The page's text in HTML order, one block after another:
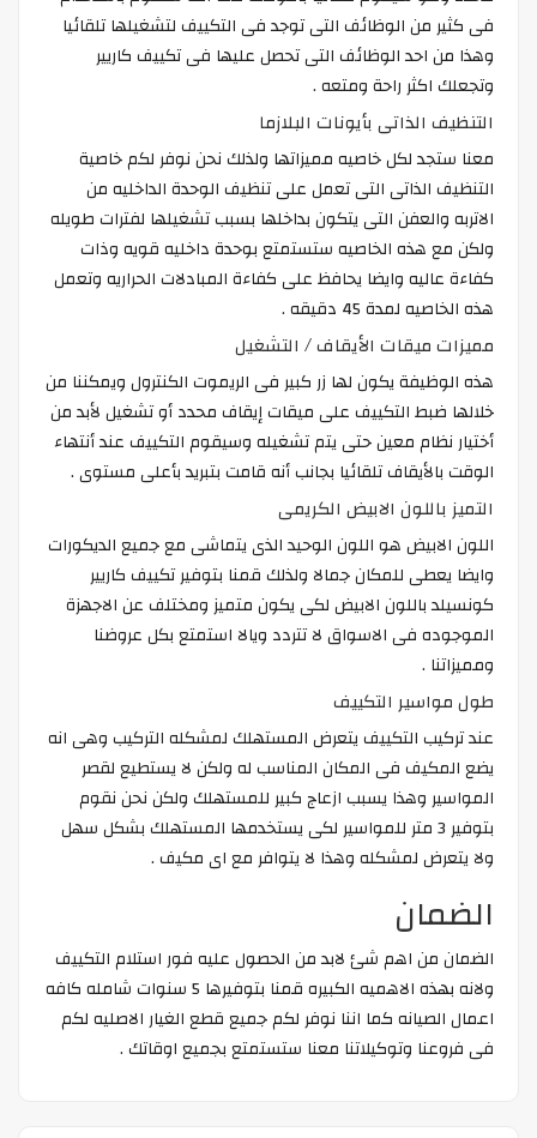
فى كثير من الوظائف التى توجد فى التكييف لتشغيلها تلقائيا
وهذا من احد الوظائف التى تحصل عليها فى تكييف كاريير
وتجعلك اكثر راحة ومتعه .
التنظيف الذاتى بأيونات البلازما
معنا ستجد لكل خاصيه مميزاتها ولذلك نحن نوفر لكم خاصية
التنظيف الذاتى التى تعمل على تنظيف الوحدة الداخليه من
الاتربه والعفن التى يتكون بداخلها بسبب تشغيلها لفترات طويله
ولكن مع هذه الخاصيه ستستمتع بوحدة داخليه قويه وذات
كفاءة عاليه وايضا يحافظ على كفاءة المبادلات الحراريه وتعمل
هذه الخاصيه لمدة 45 دقيقه .
مميزات ميقات الأيقاف / التشغيل
هذه الوظيفة يكون لها زر كبير فى الريموت الكنترول ويمكننا من
خلالها ضبط التكييف على ميقات إيقاف محدد أو تشغيل لأبد من
أختيار نظام معين حتى يتم تشغيله وسيقوم التكييف عند أنتهاء
الوقت بالأيقاف تلقائيا بجانب أنه قامت بتبريد بأعلى مستوى .
التميز باللون الابيض الكريمى
اللون الابيض هو اللون الوحيد الذى يتماشى مع جميع الديكورات
وايضا يعطى للمكان جمالا ولذلك قمنا بتوفير تكييف كاريير
كونسيلد باللون الابيض لكى يكون متميز ومختلف عن الاجهزة
الموجوده فى الاسواق لا تتردد ويالا استمتع بكل عروضنا
ومميزاتنا .
طول مواسير التكييف
عند تركيب التكييف يتعرض المستهلك لمشكله التركيب وهى انه
يضع المكيف فى المكان المناسب له ولكن لا يستطيع لقصر
المواسير وهذا يسبب ازعاج كبير للمستهلك ولكن نحن نقوم
بتوفير 3 متر للمواسير لكى يستخدمها المستهلك بشكل سهل
ولا يتعرض لمشكله وهذا لا يتوافر مع اى مكيف .
الضمان
الضمان من اهم شئ لابد من الحصول عليه فور استلام التكييف
ولانه بهذه الاهميه الكبيره قمنا بتوفيرها 5 سنوات شامله كافه
اعمال الصيانه كما اننا نوفر لكم جميع قطع الغيار الاصليه لكم
فى فروعنا وتوكيلاتنا معنا ستستمتع بجميع اوقاتك .